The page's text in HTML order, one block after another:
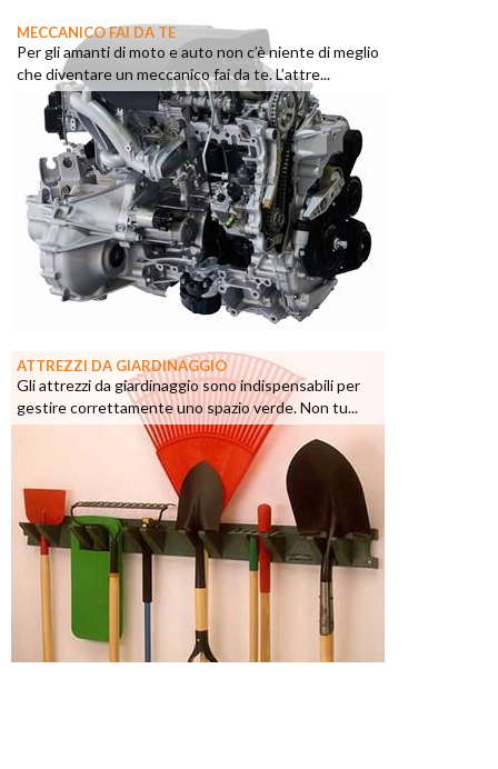
MECCANICO FAI DA TE
Per gli amanti di moto e auto non c’è niente di meglio
che diventare un meccanico fai da te. L’attre...
ATTREZZI DA GIARDINAGGIO
Gli attrezzi da giardinaggio sono indispensabili per
gestire correttamente uno spazio verde. Non tu...